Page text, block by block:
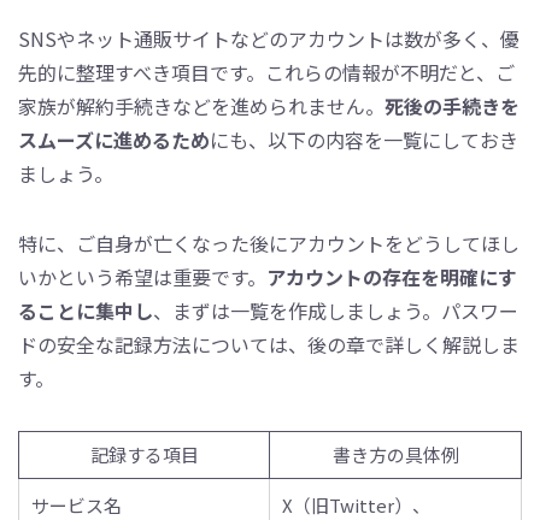
SNSやネット通販サイトなどのアカウントは数が多く、優
先的に整理すべき項目です。これらの情報が不明だと、ご
家族が解約手続きなどを進められません。 死後の手続きを
スムーズに進めるためにも、以下の内容を一覧にしておき
ましょう。
特に、ご自身が亡くなった後にアカウントをどうしてほし
いかという希望は重要です。 アカウントの存在を明確にす
ることに集中し、まずは一覧を作成しましょう。パスワー
ドの安全な記録方法については、後の章で詳しく解説しま
す。
記録する項目
書き方の具体例
サービス名
X（旧Twitter）、